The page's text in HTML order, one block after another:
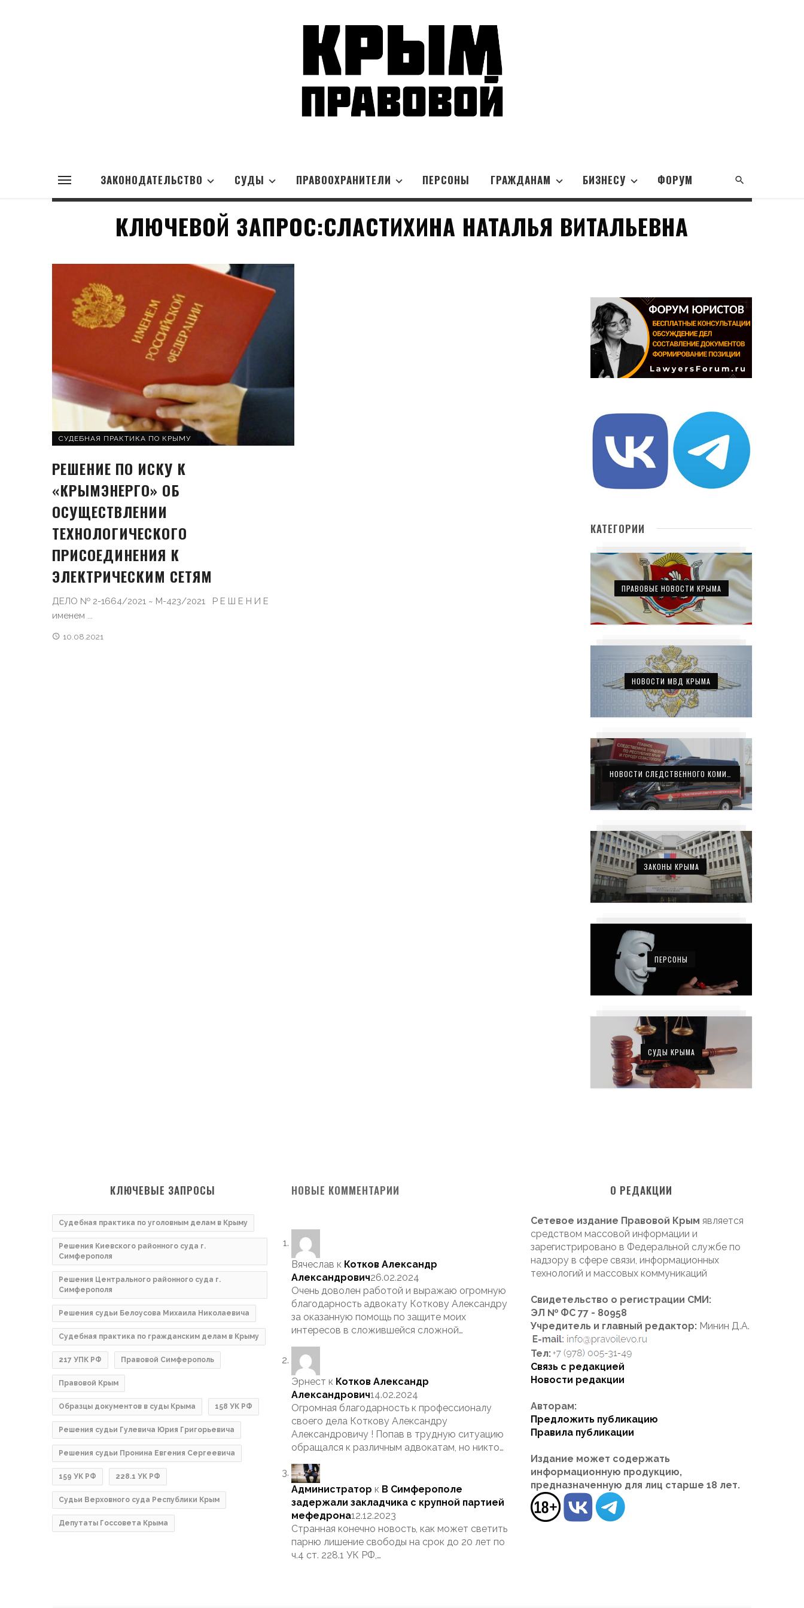
ЗАКОНОДАТЕЛЬСТВО СУДЫ ПРАВООХРАНИТЕЛИ ПЕРСОНЫ ГРАЖДАНАМ БИЗНЕСУ ФОРУМ
КЛЮЧЕВОЙ ЗАПРОС:СЛАСТИХИНА НАТАЛЬЯ ВИТАЛЬЕВНА
СУДЕБНАЯ ПРАКТИКА ПО КРЫМУ
РЕШЕНИЕ ПО ИСКУ К
«КРЫМЭНЕРГО» ОБ
ОСУЩЕСТВЛЕНИИ
ТЕХНОЛОГИЧЕСКОГО
ПРИСОЕДИНЕНИЯ К
ЭЛЕКТРИЧЕСКИМ СЕТЯМ
ДЕЛО № 2-1664/2021 ~ М-423/2021 Р Е Ш Е Н И Е
именем ...
10.08.2021
КАТЕГОРИИ
ПРАВОВЫЕ НОВОСТИ КРЫМА
НОВОСТИ МВД КРЫМА
ЗАКОНЫ КРЫМА
ПЕРСОНЫ
СУДЫ КРЫМА
КЛЮЧЕВЫЕ ЗАПРОСЫ
Судебная практика по уголовным делам в Крыму
Решения Киевского районного суда г.
Симферополя
Решения Центрального районного суда г.
Симферополя
Решения судьи Белоусова Михаила Николаевича
Судебная практика по гражданским делам в Крыму
217 УПК РФ Правовой Симферополь
Правовой Крым
Образцы документов в суды Крыма 158 УК РФ
Решения судьи Гулевича Юрия Григорьевича
Решения судьи Пронина Евгения Сергеевича
159 УК РФ 228.1 УК РФ
Судьи Верховного суда Республики Крым
Депутаты Госсовета Крыма
НОВЫЕ КОММЕНТАРИИ
Вячеслав к Котков Александр
Александрович26.02.2024
Очень доволен работой и выражаю огромную
благодарность адвокату Коткову Александру
за оказанную помощь по защите моих
интересов в сложившейся сложной…
Эрнест к Котков Александр
Александрович14.02.2024
Огромная благодарность к профессионалу
своего дела Коткову Александру
Александровичу ! Попав в трудную ситуацию
обращался к различным адвокатам, но никто…
Администратор к В Симферополе
задержали закладчика с крупной партией
мефедрона12.12.2023
Странная конечно новость, как может светить
парню лишение свободы на срок до 20 лет по
ч.4 ст. 228.1 УК РФ,…
О РЕДАКЦИИ
Сетевое издание Правовой Крым является
средством массовой информации и
зарегистрировано в Федеральной службе по
надзору в сфере связи, информационных
технологий и массовых коммуникаций
Свидетельство о регистрации СМИ:
ЭЛ № ФС 77 - 80958
Учредитель и главный редактор: Минин Д.А.
Тел:
Связь с редакцией
Новости редакции
Авторам:
Предложить публикацию
Правила публикации
Издание может содержать
информационную продукцию,
предназначенную для лиц старше 18 лет.